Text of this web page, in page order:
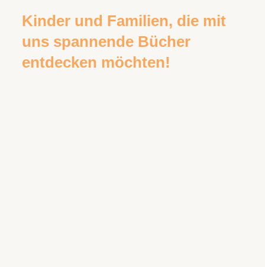
Kinder und Familien, die mit
uns spannende Bücher
entdecken möchten!